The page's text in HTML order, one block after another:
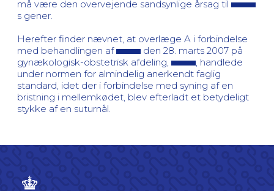
må være den overvejende sandsynlige årsag til
s gener.
Herefter finder nævnet, at overlæge A i forbindelse
med behandlingen af
den 28. marts 2007 på
gynækologisk-obstetrisk afdeling,
, handlede
under normen for almindelig anerkendt faglig
standard, idet der i forbindelse med syning af en
bristning i mellemkødet, blev efterladt et betydeligt
stykke af en suturnål.